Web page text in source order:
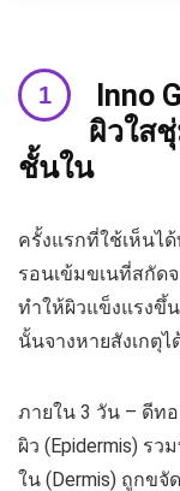
Inno
ผิวใส
ชั้นใน
ครั้งแรกที่ใช้เห็นไ
รอนเข้มขเนที่สกัด
ทำให้ผิวแข็งแรงขึ้
นั้นจางหายสังเกตุ
ภายใน 3 วัน – ดีท
ผิว (Epidermis) ร
ใน (Dermis) ถูกข